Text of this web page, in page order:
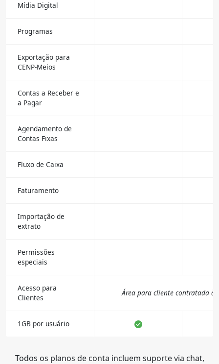
Mídia Digital
Programas
Exportação para
CENP-Meios
Contas a Receber e
a Pagar
Agendamento de
Contas Fixas
Fluxo de Caixa
Faturamento
Importação de
extrato
Permissões
especiais
Acesso para
Clientes
Área para cliente contratada à
1GB por usuário
Todos os planos de conta incluem suporte via chat,